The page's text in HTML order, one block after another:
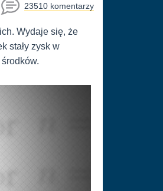
23510 komentarzy
Wydaje się, że
stały zysk w